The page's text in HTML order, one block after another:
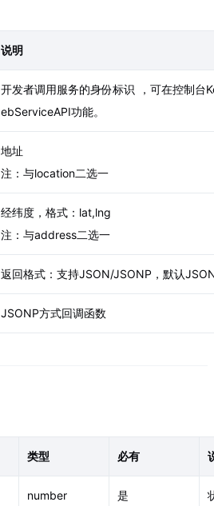
说明
开发者调用服务的身份标识 ，可在控制台
ebServiceAPI功能。
地址
注：与location二选一
经纬度，格式：lat,lng
注：与address二选一
返回格式：支持JSON/JSONP，默认
JSONP方式回调函数
类型 必有
number 是